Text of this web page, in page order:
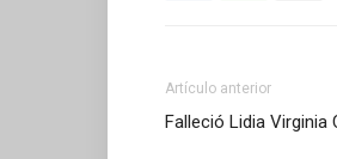
Artículo anterior
Falleció Lidia Virginia